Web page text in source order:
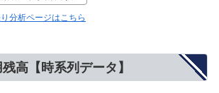
分析ページはこちら
高【時系列データ】